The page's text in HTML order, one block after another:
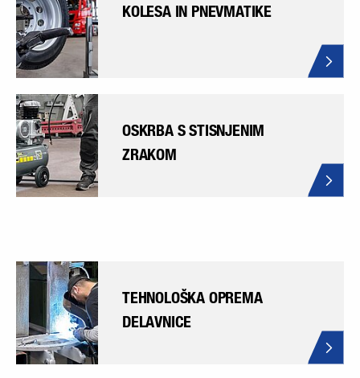
KOLESA IN PNEVMATIKE
OSKRBA S STISNJENIM
ZRAKOM
TEHNOLOŠKA OPREMA
DELAVNICE